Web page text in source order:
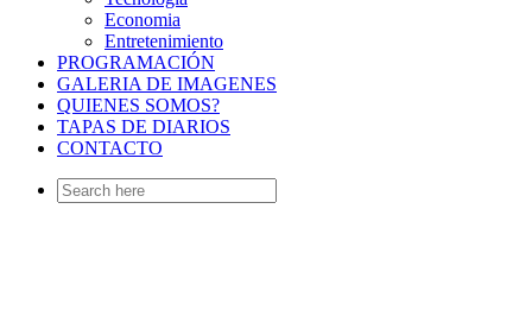
Economia
Entretenimiento
PROGRAMACIÓN
GALERIA DE IMAGENES
QUIENES SOMOS?
TAPAS DE DIARIOS
CONTACTO
Search
for: